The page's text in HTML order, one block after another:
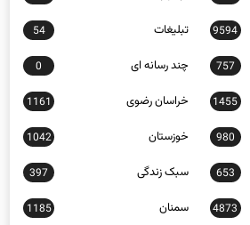
32 بوشهر 485
9594 تبلیغات 54
757 چند رسانه ای 0
1455 خراسان رضوی 1161
980 خوزستان 1042
653 سبک زندگی 397